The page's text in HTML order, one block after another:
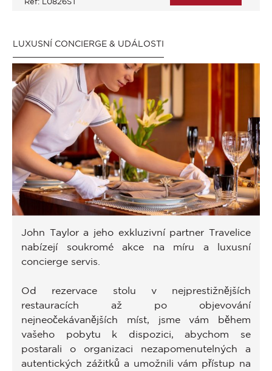
LUXUSNÍ CONCIERGE & UDÁLOSTI
John Taylor a jeho exkluzivní partner Travelice
nabízejí soukromé akce na míru a luxusní
concierge servis.
Od rezervace stolu v nejprestižnějších
restauracích až po objevování
nejneočekávanějších míst, jsme vám během
vašeho pobytu k dispozici, abychom se
postarali o organizaci nezapomenutelných a
autentických zážitků a umožnili vám přístup na